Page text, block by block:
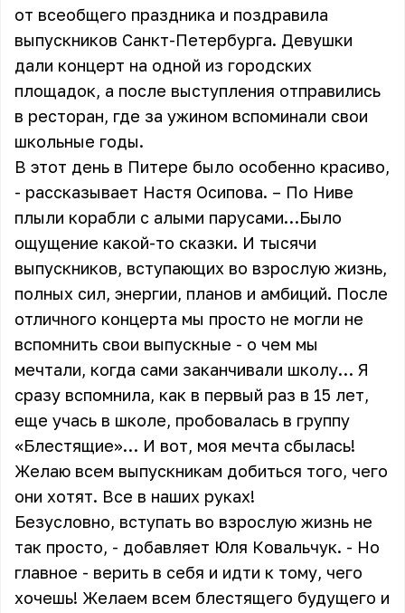
от всеобщего праздника и поздравила
выпускников Санкт-Петербурга. Девушки
дали концерт на одной из городских
площадок, а после выступления отправились
в ресторан, где за ужином вспоминали свои
школьные годы.
В этот день в Питере было особенно красиво,
- рассказывает Настя Осипова. – По Ниве
плыли корабли с алыми парусами…Было
ощущение какой-то сказки. И тысячи
выпускников, вступающих во взрослую жизнь,
полных сил, энергии, планов и амбиций. После
отличного концерта мы просто не могли не
вспомнить свои выпускные - о чем мы
мечтали, когда сами заканчивали школу… Я
сразу вспомнила, как в первый раз в 15 лет,
еще учась в школе, пробовалась в группу
«Блестящие»… И вот, моя мечта сбылась!
Желаю всем выпускникам добиться того, чего
они хотят. Все в наших руках!
Безусловно, вступать во взрослую жизнь не
так просто, - добавляет Юля Ковальчук. - Но
главное - верить в себя и идти к тому, чего
хочешь! Желаем всем блестящего будущего и